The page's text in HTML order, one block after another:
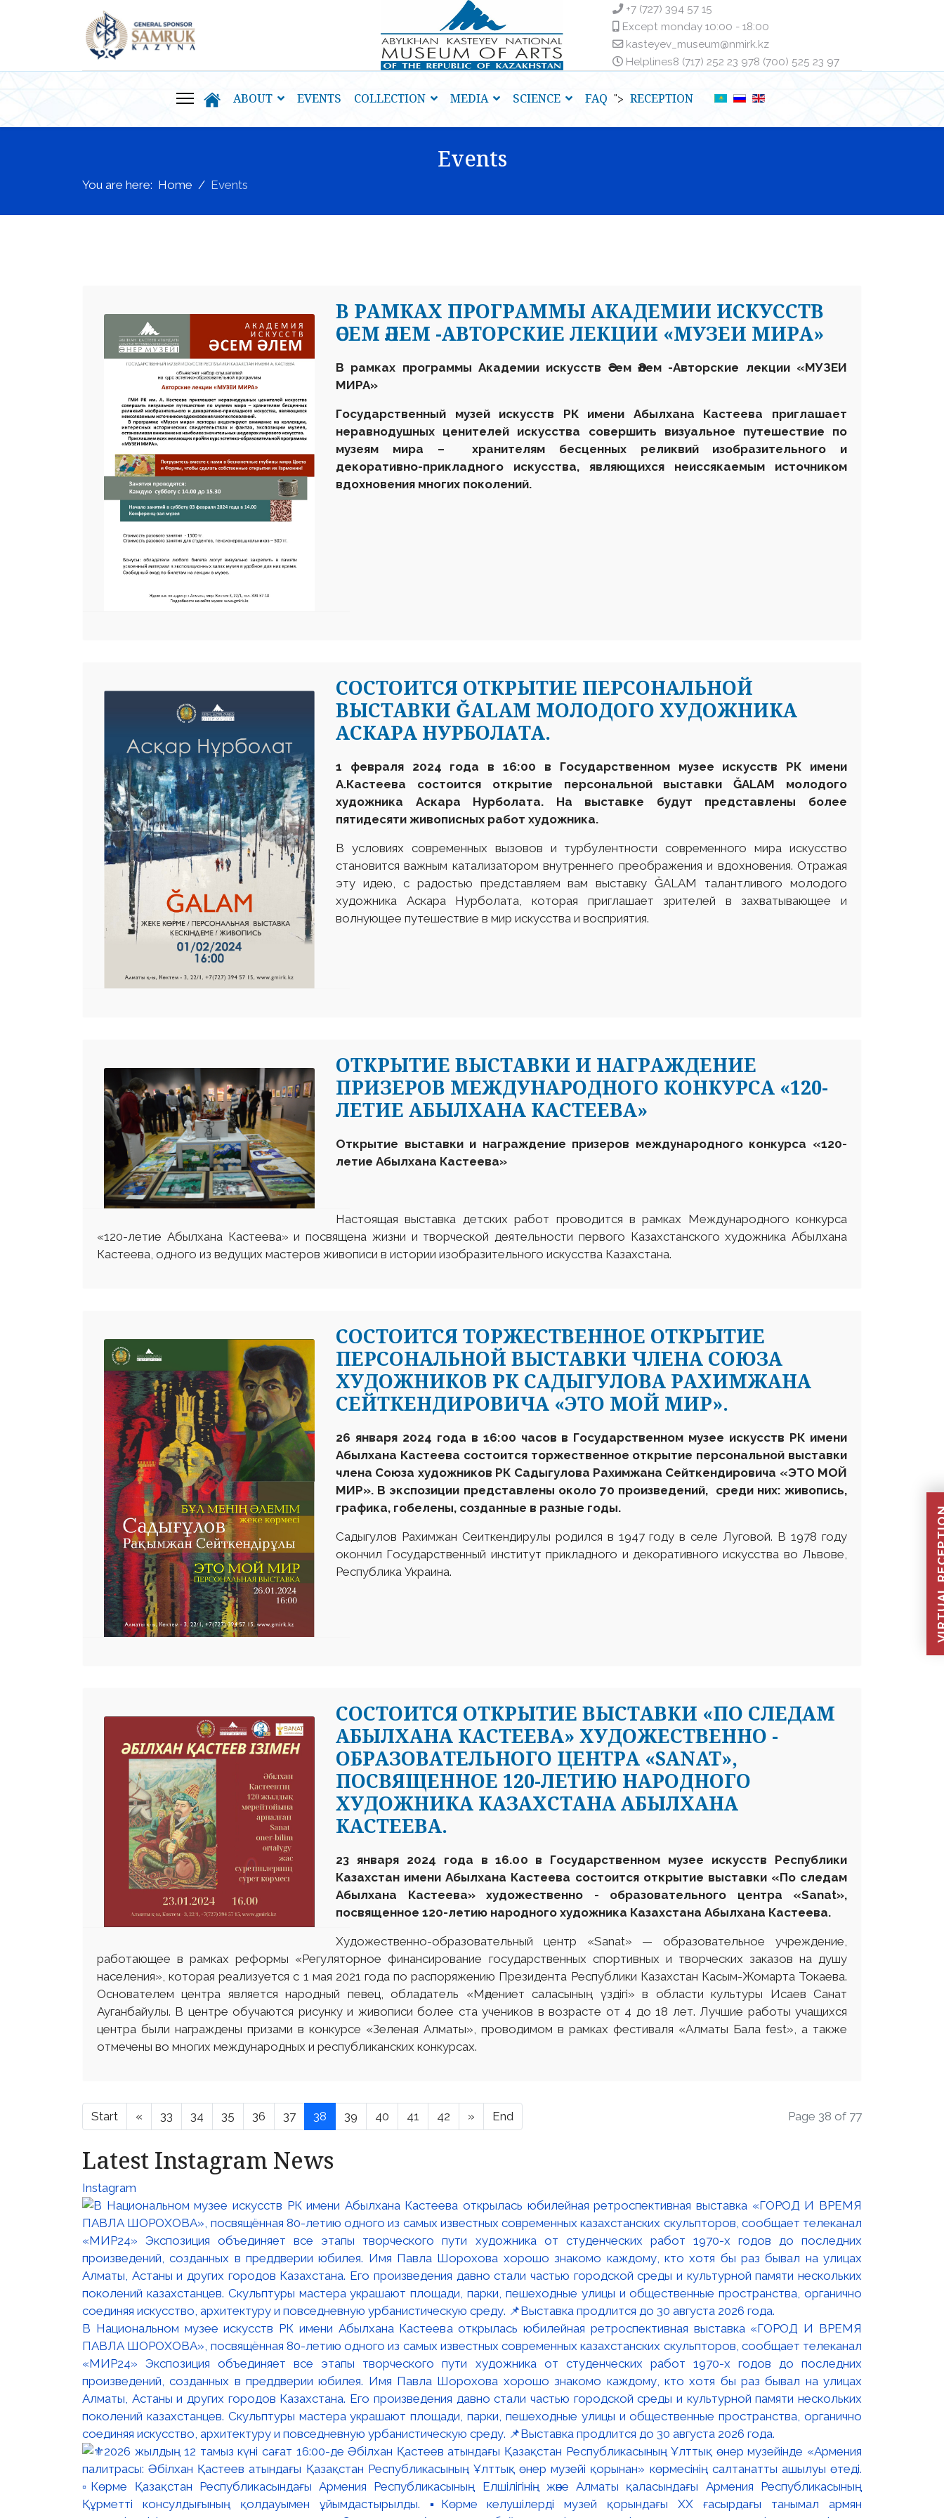
+7 (727) 394 57 15
Except monday 10:00 - 18:00
kasteyev_museum@nmirk.kz
Helplinesㅤ8 (717) 252 23 97ㅤㅤ8 (700) 525 23 97
ABOUT EVENTS COLLECTION MEDIA SCIENCE FAQ "> RECEPTION
Events
You are here: Home Events
В РАМКАХ ПРОГРАММЫ АКАДЕМИИ ИСКУССТВ
ӘСЕМ ӘЛЕМ -АВТОРСКИЕ ЛЕКЦИИ «МУЗЕИ МИРА»
В рамках программы Академии искусств Әсем Әлем -Авторские лекции «МУЗЕИ
МИРА»
Государственный музей искусств РК имени Абылхана Кастеева приглашает
неравнодушных ценителей искусства совершить визуальное путешествие по
музеям мира – хранителям бесценных реликвий изобразительного и
декоративно-прикладного искусства, являющихся неиссякаемым источником
вдохновения многих поколений.
СОСТОИТСЯ ОТКРЫТИЕ ПЕРСОНАЛЬНОЙ
ВЫСТАВКИ ĞALAM МОЛОДОГО ХУДОЖНИКА
АСКАРА НУРБОЛАТА.
1 февраля 2024 года в 16:00 в Государственном музее искусств РК имени
А.Кастеева состоится открытие персональной выставкиĞALAM молодого
художника Аскара Нурболата. На выставке
будут представлены более
пятидесяти живописных работ художника.
В условиях современных вызовов и турбулентности современного мира искусство
становится важным катализатором внутреннего преображения и вдохновения. Отражая
эту идею, с радостью представляем вам выставку ĞALAM талантливого молодого
художника Аскара Нурболата, которая приглашает зрителей в захватывающее и
волнующее путешествие в мир искусства и восприятия.
ОТКРЫТИЕ ВЫСТАВКИ И НАГРАЖДЕНИЕ
ПРИЗЕРОВ МЕЖДУНАРОДНОГО КОНКУРСА «120-
ЛЕТИЕ АБЫЛХАНА КАСТЕЕВА»
Открытие выставки и награждение призеров международного конкурса «120-
летие Абылхана Кастеева»
Настоящая выставка детских работ проводится в рамках Международного конкурса
«120-летие Абылхана Кастеева» и посвящена жизни и творческой деятельности первого Казахстанского художника Абылхана
Кастеева, одного из ведущих мастеров живописи в истории изобразительного искусства Казахстана.
СОСТОИТСЯ ТОРЖЕСТВЕННОЕ ОТКРЫТИЕ
ПЕРСОНАЛЬНОЙ ВЫСТАВКИ ЧЛЕНА СОЮЗА
ХУДОЖНИКОВ РК САДЫГУЛОВА РАХИМЖАНА
СЕЙТКЕНДИРОВИЧА «ЭТО МОЙ МИР».
26 января2024 года в 16:00 часов в Государственном музее искусств РК имени
Абылхана Кастеева состоится торжественное открытие персональной выставки
члена Союза художников РК Садыгулова Рахимжана Сейткендировича «ЭТО МОЙ
МИР». В экспозиции представлены около 70 произведений, среди них: живопись,
графика, гобелены, созданные в разные годы.
Садыгулов Рахимжан Сеиткендирулы родился в 1947 году в селе Луговой. В 1978 году
окончил Государственный институт прикладного и декоративного искусства во Львове,
Республика Украина.
СОСТОИТСЯ ОТКРЫТИЕ ВЫСТАВКИ «ПО СЛЕДАМ
АБЫЛХАНА КАСТЕЕВА» ХУДОЖЕСТВЕННО -
ОБРАЗОВАТЕЛЬНОГО ЦЕНТРА «SANAT»,
ПОСВЯЩЕННОЕ 120-ЛЕТИЮ НАРОДНОГО
ХУДОЖНИКА КАЗАХСТАНА АБЫЛХАНА
КАСТЕЕВА.
23 января 2024 года в 16.00 в Государственном музее искусств Республики
Казахстан имени Абылхана Кастеева состоится открытие выставки «По следам
Абылхана Кастеева» художественно - образовательного центра «Sanat»,
посвященное 120-летию народного художника Казахстана Абылхана Кастеева.
Художественно-образовательный центр «Sanat» — образовательное учреждение,
работающее в рамках реформы «Регуляторное финансирование государственных спортивных и творческих заказов на душу
населения», которая реализуется с 1 мая 2021 года по распоряжению Президента Республики Казахстан Касым-Жомарта Токаева.
Основателем центра является народный певец, обладатель «Мәдениет саласының үздігі» в области культуры Исаев Санат
Ауганбайулы. В центре обучаются рисунку и живописи более ста учеников в возрасте от 4 до 18 лет. Лучшие работы учащихся
центра были награждены призами в конкурсе «Зеленая Алматы», проводимом в рамках фестиваля «Алматы Бала fest», а также
отмечены во многих международных и республиканских конкурсах.
Start « 33 34 35 36 37 38 39 40 41 42 » End Page 38 of 77
Latest Instagram News
Instagram
В Национальном музее искусств РК имени Абылхана Кастеева открылась юбилейная ретроспективная выставка «ГОРОД И ВРЕМЯ
ПАВЛА ШОРОХОВА», посвящённая 80-летию одного из самых известных современных казахстанских скульпторов, сообщает телеканал
«МИР24» Экспозиция объединяет все этапы творческого пути художника от студенческих работ 1970-х годов до последних
произведений, созданных в преддверии юбилея. Имя Павла Шорохова хорошо знакомо каждому, кто хотя бы раз бывал на улицах
Алматы, Астаны и других городов Казахстана. Его произведения давно стали частью городской среды и культурной памяти нескольких
поколений казахстанцев. Скульптуры мастера украшают площади, парки, пешеходные улицы и общественные пространства, органично
соединяя искусство, архитектуру и повседневную урбанистическую среду. 📌Выставка продлится до 30 августа 2026 года.